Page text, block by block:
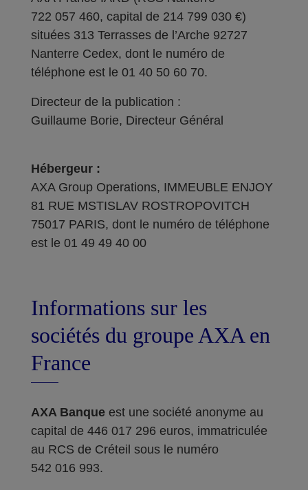
722 057 460, capital de 214 799 030 €)
situées 313 Terrasses de l’Arche 92727
Nanterre Cedex, dont le numéro de
téléphone est le 01 40 50 60 70.
Directeur de la publication :
Guillaume Borie, Directeur Général
Hébergeur :
AXA Group Operations, IMMEUBLE ENJOY
81 RUE MSTISLAV ROSTROPOVITCH
75017 PARIS, dont le numéro de téléphone
est le 01 49 49 40 00
Informations sur les
sociétés du groupe AXA en
France
AXA Banque est une société anonyme au
capital de 446 017 296 euros, immatriculée
au RCS de Créteil sous le numéro
542 016 993.